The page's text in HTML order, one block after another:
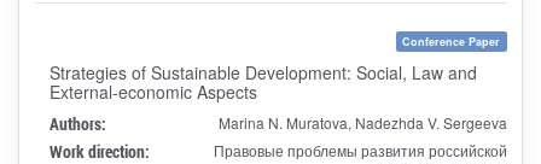
Conference Paper
Strategies of Sustainable Development: Social, Law and
External-economic Aspects
Authors: Marina N. Muratova, Nadezhda V. Sergeeva
Work direction:
Правовые проблемы развития российской